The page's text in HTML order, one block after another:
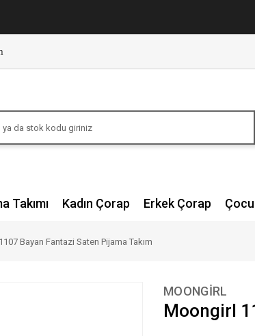
Takımı Kadın Çorap Erkek Çorap
Bayan Fantazi Saten Pijama Takım
MOONGİRL
Moongirl